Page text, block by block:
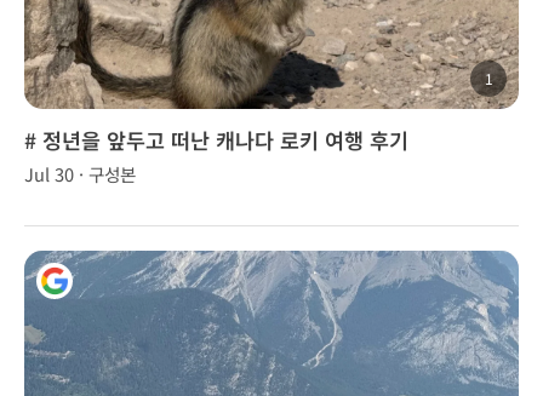
1
# 정년을 앞두고 떠난 캐나다 로키 여행 후기
Jul 30 · 구성본